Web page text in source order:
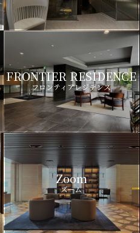
FRONTIER RESIDENCE
フロンティアレジデンス
Zoom
ズーム